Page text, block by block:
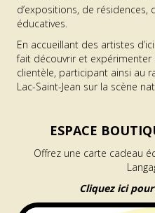
d’expositions, de résidences,
éducatives.
En accueillant des artistes
fait découvrir et expérimenter
clientèle, participant ainsi au
Lac-Saint-Jean sur la scène
ESPACE
Offrez une carte cadeau
Cliquez ici